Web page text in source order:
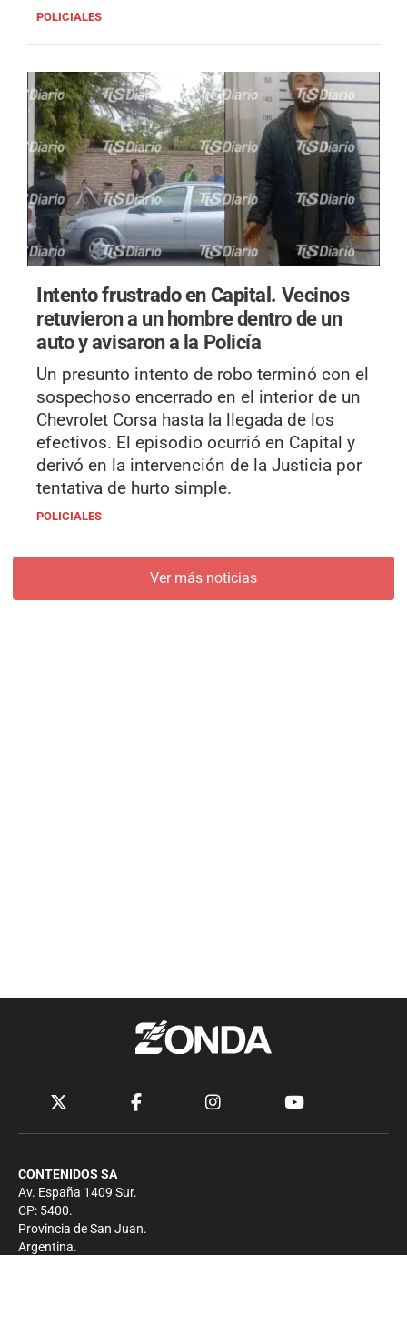
POLICIALES
Intento frustrado en Capital. Vecinos
retuvieron a un hombre dentro de un
auto y avisaron a la Policía
Un presunto intento de robo terminó con el
sospechoso encerrado en el interior de un
Chevrolet Corsa hasta la llegada de los
efectivos. El episodio ocurrió en Capital y
derivó en la intervención de la Justicia por
tentativa de hurto simple.
POLICIALES
Ver más noticias
CONTENIDOS SA
Av. España 1409 Sur.
CP: 5400.
Provincia de San Juan.
Argentina.